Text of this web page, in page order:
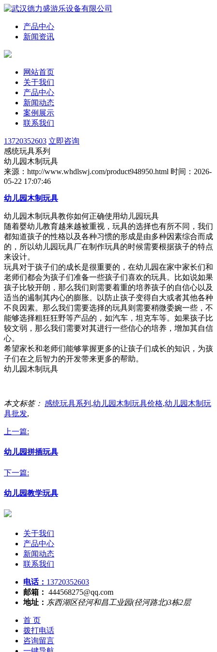
产品中心
新闻资讯
网站首页
关于我们
产品中心
新闻动态
案例展示
联系我们
13720352603 立即咨询
感统玩具系列
幼儿园木制玩具
来源：http://www.whdlswj.com/product948950.html 时间：2026-
05-22 17:07:46
幼儿园木制玩具
幼儿园木制玩具教你如何正确使用幼儿园玩具
随着婴幼儿教育越来越被重视，玩具的选择也有所不同，我们
都知道孩子的性格以及各种习惯的形成是由多种因素综合而成
的，所以幼儿园玩具厂在制作玩具的时候需要根据孩子的特点
来设计。
玩具对于孩子们的成长是很重要的，在幼儿园在家中家长们和
老师们都会为孩子们准备一些孩子们喜欢的玩具。比如说如果
孩子比较开朗，那么我们则需要着重的培养孩子的自信心以及
适当的遏制其内心的膨胀。以防止孩子变得自大或者其他各种
不良因素。那么我们需要选择的玩具则需要稍微委婉一些，不
能够选择粗狂狂野等产品的，如汽车，坦克车等。如果孩子比
较文弱，那么我们需要对其进行一些信心的培养，增加其自信
心。
希望家长和老师们能够掌握更多的让孩子们成长的知识，为孩
子们在之后智力的开发带来更多的帮助。
幼儿园木制玩具
本文标签： 感统玩具系列 ,幼儿园木制玩具价格,幼儿园木制玩
具批发,
上一篇:
幼儿园拼插玩具
下一篇:
幼儿园教学玩具
关于我们
产品中心
新闻动态
联系我们
电话： 13720352603
邮箱： 444568275@qq.com
地址： 东西湖区径河和昌工业园(径河路北)3栋2层
首 页
拨打电话
咨询留言